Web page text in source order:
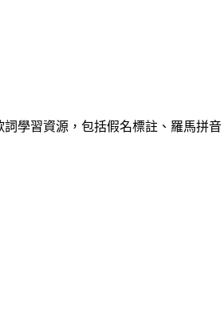
學習資源，包括假名標註、羅馬拼音